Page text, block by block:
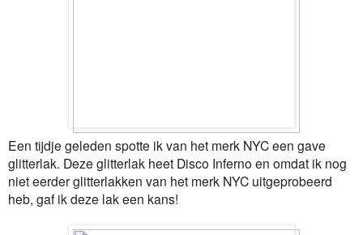
Een tijdje geleden spotte ik van het merk NYC een gave
glitterlak. Deze glitterlak heet Disco Inferno en omdat ik nog
niet eerder glitterlakken van het merk NYC uitgeprobeerd
heb, gaf ik deze lak een kans!